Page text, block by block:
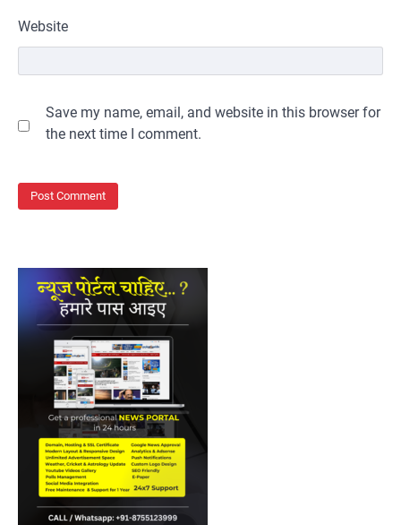
Website
Save my name, email, and website in this browser for
the next time I comment.